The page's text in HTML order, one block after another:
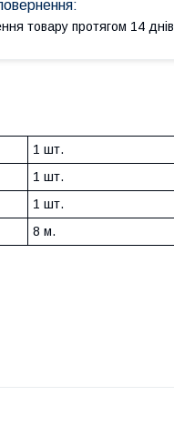
товару протягом 14 днів
1 шт.
1 шт.
1 шт.
8 м.